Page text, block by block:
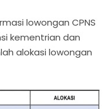
lowongan CPNS
kementrian dan
alokasi lowongan